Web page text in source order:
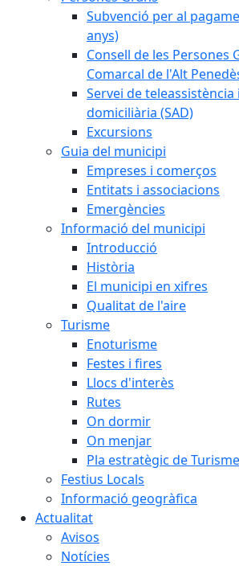
Subvenció per al
anys)
Consell de les Persones
Comarcal de l'Alt
Servei de teleassistència
domiciliària (SAD)
Excursions
Guia del municipi
Empreses i comerços
Entitats i associacions
Emergències
Informació del municipi
Introducció
Història
El municipi en xifres
Qualitat de l'aire
Turisme
Enoturisme
Festes i fires
Llocs d'interès
Rutes
On dormir
On menjar
Pla estratègic de Turisme
Festius Locals
Informació geogràfica
Actualitat
Avisos
Notícies